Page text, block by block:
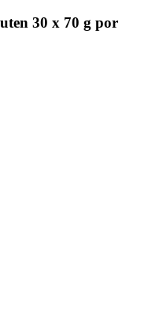
30 x 70 g por